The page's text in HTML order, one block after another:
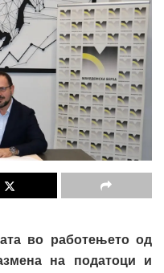
во работењето од
на податоци и